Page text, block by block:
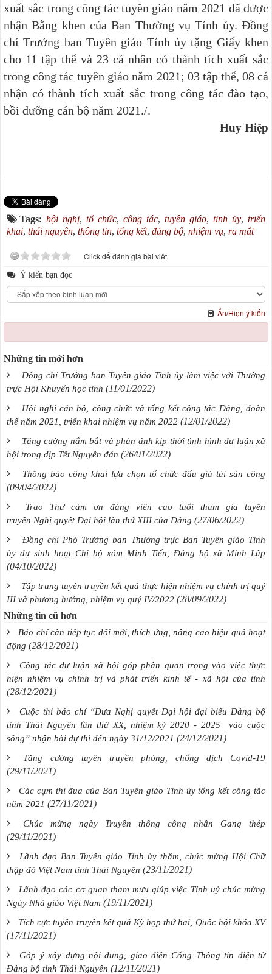
xuất sắc trong công tác tuyên giáo năm 2021 đã được
nhận Bằng khen của Ban Thường vụ Tỉnh ủy. Đồng
chí Trưởng ban Tuyên giáo Tỉnh ủy tặng Giấy khen
cho 11 tập thể và 23 cá nhân có thành tích xuất sắc
trong công tác tuyên giáo năm 2021; 03 tập thể, 08 cá
nhận có thành tích xuất sắc trong công tác đào tạo,
bồi dưỡng cán bộ năm 2021./.
Huy Hiệp
Tags: hội nghị, tổ chức, công tác, tuyên giáo, tỉnh ủy, triển
khai, thái nguyên, thông tin, tổng kết, đảng bộ, nhiệm vụ, ra mắt
Click để đánh giá bài viết
Ý kiến bạn đọc
Ẩn/Hiện ý kiến
Những tin mới hơn
Đồng chí Trưởng ban Tuyên giáo Tỉnh ủy làm việc với Thường
trực Hội Khuyến học tỉnh (11/01/2022)
Hội nghị cán bộ, công chức và tổng kết công tác Đảng, đoàn
thể năm 2021, triển khai nhiệm vụ năm 2022 (12/01/2022)
Tăng cường nắm bắt và phản ánh kịp thời tình hình dư luận xã
hội trong dịp Tết Nguyên đán (26/01/2022)
Thông báo công khai lựa chọn tổ chức đấu giá tài sản công
(09/04/2022)
Trao Thư cảm ơn đảng viên cao tuổi tham gia tuyên
truyền Nghị quyết Đại hội lần thứ XIII của Đảng (27/06/2022)
Đồng chí Phó Trưởng ban Thường trực Ban Tuyên giáo Tỉnh
ủy dự sinh hoạt Chi bộ xóm Minh Tiến, Đảng bộ xã Minh Lập
(04/10/2022)
Tập trung tuyên truyền kết quả thực hiện nhiệm vụ chính trị quý
III và phương hướng, nhiệm vụ quý IV/2022 (28/09/2022)
Những tin cũ hơn
Báo chí cần tiếp tục đổi mới, thích ứng, nâng cao hiệu quả hoạt
động (28/12/2021)
Công tác dư luận xã hội góp phần quan trọng vào việc thực
hiện nhiệm vụ chính trị và phát triển kinh tế - xã hội của tỉnh
(28/12/2021)
Cuộc thi báo chí “Đưa Nghị quyết Đại hội đại biểu Đảng bộ
tỉnh Thái Nguyên lần thứ XX, nhiệm kỳ 2020 - 2025 vào cuộc
sống” nhận bài dự thi đến ngày 31/12/2021 (24/12/2021)
Tăng cường tuyên truyền phòng, chống dịch Covid-19
(29/11/2021)
Các cụm thi đua của Ban Tuyên giáo Tỉnh ủy tổng kết công tăc
năm 2021 (27/11/2021)
Chúc mừng ngày Truyền thống công nhân Gang thép
(29/11/2021)
Lãnh đạo Ban Tuyên giáo Tỉnh ủy thăm, chúc mừng Hội Chữ
thập đỏ Việt Nam tỉnh Thái Nguyên (23/11/2021)
Lãnh đạo các cơ quan tham mưu giúp việc Tỉnh uỷ chúc mừng
Ngày Nhà giáo Việt Nam (19/11/2021)
Tích cực tuyên truyền kết quả Kỳ họp thứ hai, Quốc hội khóa XV
(17/11/2021)
Góp ý xây dựng nội dung, giao diện Cổng Thông tin điện tử
Đảng bộ tỉnh Thái Nguyên (12/11/2021)